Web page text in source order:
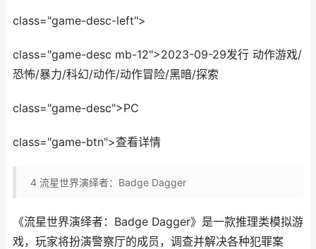
class="game-desc-left">
class="game-desc mb-12">2023-09-29发行 动作游戏/
恐怖/暴力/科幻/动作/动作冒险/黑暗/探索
class="game-desc">PC
class="game-btn">查看详情
4 流星世界演绎者：Badge Dagger
《流星世界演绎者：Badge Dagger》是一款推理类模拟游
戏，玩家将扮演警察厅的成员，调查并解决各种犯罪案